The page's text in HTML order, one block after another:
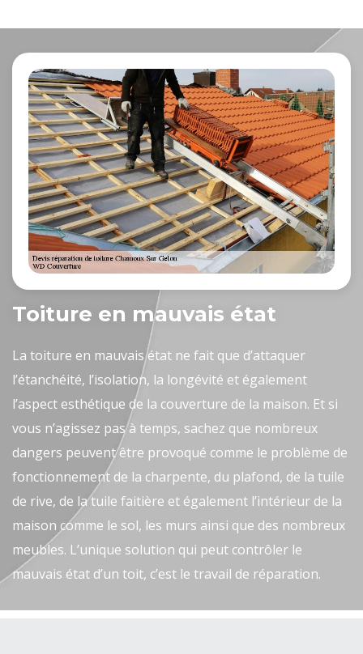
Toiture en mauvais état
La toiture en mauvais état ne fait que d’attaquer
l’étanchéité, l’isolation, la longévité et également
l’aspect esthétique de la couverture de la maison. Et si
vous n’agissez pas à temps, sachez que nombreux
dangers peuvent être provoqué comme le problème de
fonctionnement de la charpente, du plafond, de la tuile
de rive, de la tuile faitière et également l’intérieur de la
maison comme le sol, les murs ainsi que des nombreux
meubles. L’unique solution qui peut contrôler le
mauvais état d’un toit, c’est le travail de réparation.